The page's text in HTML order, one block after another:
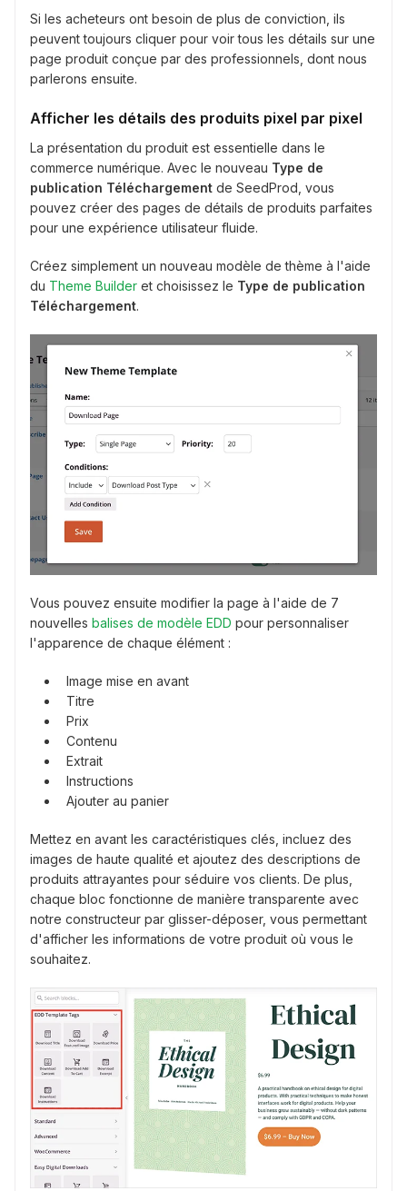
Si les acheteurs ont besoin de plus de conviction, ils
peuvent toujours cliquer pour voir tous les détails sur une
page produit conçue par des professionnels, dont nous
parlerons ensuite.
Afficher les détails des produits pixel par pixel
La présentation du produit est essentielle dans le
commerce numérique. Avec le nouveau Type de
publication Téléchargement de SeedProd, vous
pouvez créer des pages de détails de produits parfaites
pour une expérience utilisateur fluide.
Créez simplement un nouveau modèle de thème à l'aide
du Theme Builder et choisissez le Type de publication
Téléchargement.
Vous pouvez ensuite modifier la page à l'aide de 7
nouvelles balises de modèle EDD pour personnaliser
l'apparence de chaque élément :
Image mise en avant
Titre
Prix
Contenu
Extrait
Instructions
Ajouter au panier
Mettez en avant les caractéristiques clés, incluez des
images de haute qualité et ajoutez des descriptions de
produits attrayantes pour séduire vos clients. De plus,
chaque bloc fonctionne de manière transparente avec
notre constructeur par glisser-déposer, vous permettant
d'afficher les informations de votre produit où vous le
souhaitez.